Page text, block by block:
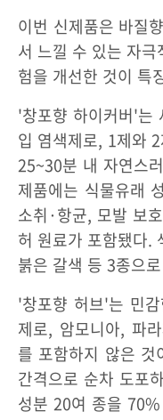
이번 신제품은 바질
서 느낄 수 있는 자
험을 개선한 것이 특
'창포향 하이커버'는
입 염색제로, 1제와
25~30분 내 자연스
제품에는 식물유래
소취·항균, 모발 보
허 원료가 포함됐다.
붉은 갈색 등 3종으
'창포향 허브'는 민
제로, 암모니아, 파
를 포함하지 않은
간격으로 순차 도포
성분 20여 종을